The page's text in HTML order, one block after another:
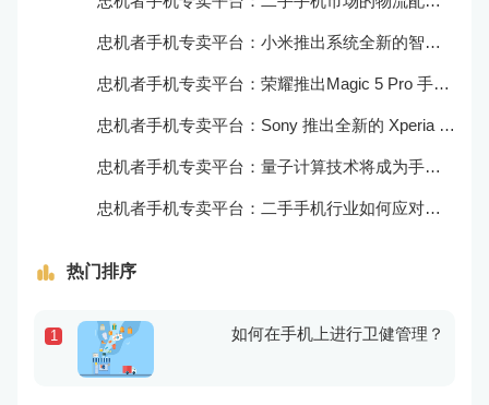
忠机者手机专卖平台：小米推出系统全新的智能厨房
忠机者手机专卖平台：荣耀推出Magic 5 Pro 手机，搭载麒麟9000处理器和5000万像素主摄像头
忠机者手机专卖平台：Sony 推出全新的 Xperia 1 III 手机，展现出卓越的技术和品质
忠机者手机专卖平台：量子计算技术将成为手机行业的新的发展方向
忠机者手机专卖平台：二手手机行业如何应对生态系统的要求
热门排序
1 如何在手机上进行卫健管理？